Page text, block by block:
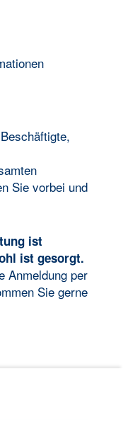
Sie vorbei und
ist
ist gesorgt.
Anmeldung per
Sie gerne